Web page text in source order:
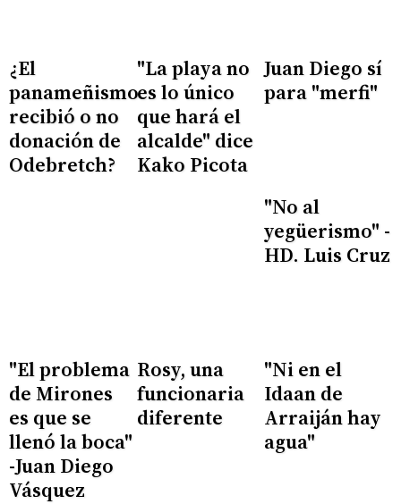
¿El
panameñismo
recibió o no
donación de
Odebretch?
"La playa no
es lo único
que hará el
alcalde" dice
Kako Picota
Juan Diego sí
para "merfi"
"No al
yegüerismo" -
HD. Luis Cruz
"El problema
de Mirones
es que se
llenó la boca"
-Juan Diego
Vásquez
Rosy, una
funcionaria
diferente
"Ni en el
Idaan de
Arraiján hay
agua"